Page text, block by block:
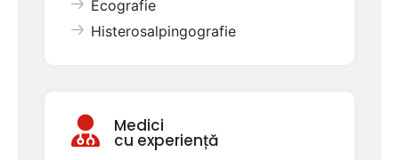
Ecografie
Histerosalpingografie
Medici
cu experiență